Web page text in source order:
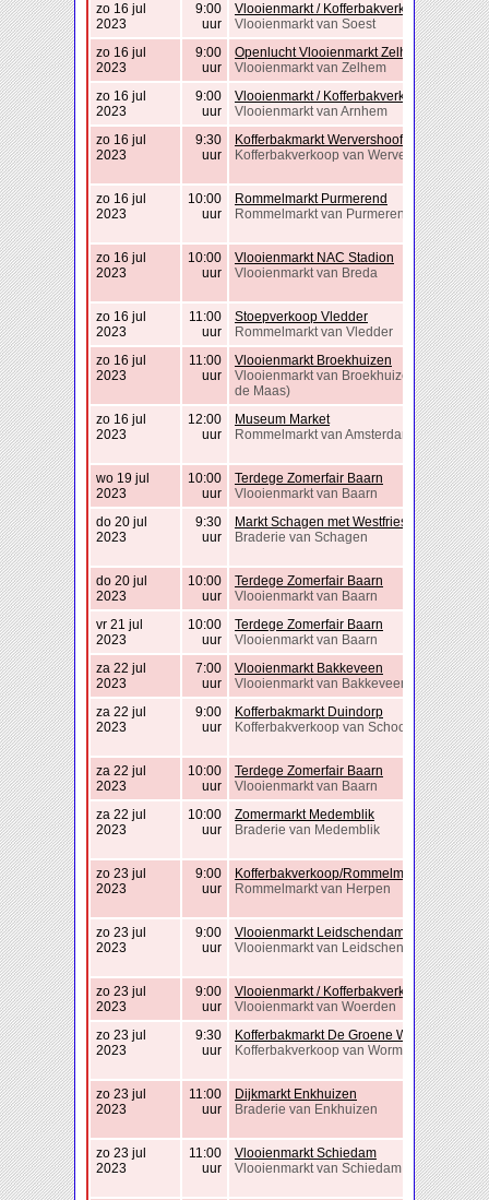
zo 16 jul
2023
9:00
uur
Vlooienmarkt / Kofferbakverkoop Soest
Vlooienmarkt van Soest
zo 16 jul
2023
9:00
uur
Openlucht Vlooienmarkt Zelhem
Vlooienmarkt van Zelhem
zo 16 jul
2023
9:00
uur
Vlooienmarkt / Kofferbakverkoop Arnhem
Vlooienmarkt van Arnhem
zo 16 jul
2023
9:30
uur
Kofferbakmarkt Wervershoof
Kofferbakverkoop van Wervershoof
zo 16 jul
2023
10:00
uur
Rommelmarkt Purmerend
Rommelmarkt van Purmerend
zo 16 jul
2023
10:00
uur
Vlooienmarkt NAC Stadion
Vlooienmarkt van Breda
zo 16 jul
2023
11:00
uur
Stoepverkoop Vledder
Rommelmarkt van Vledder
zo 16 jul
2023
11:00
uur
Vlooienmarkt Broekhuizen
Vlooienmarkt van Broekhuizen (Horst aan
de Maas)
zo 16 jul
2023
12:00
uur
Museum Market
Rommelmarkt van Amsterdam
wo 19 jul
2023
10:00
uur
Terdege Zomerfair Baarn
Vlooienmarkt van Baarn
do 20 jul
2023
9:30
uur
Markt Schagen met Westfriese Folklore
Braderie van Schagen
do 20 jul
2023
10:00
uur
Terdege Zomerfair Baarn
Vlooienmarkt van Baarn
vr 21 jul
2023
10:00
uur
Terdege Zomerfair Baarn
Vlooienmarkt van Baarn
za 22 jul
2023
7:00
uur
Vlooienmarkt Bakkeveen
Vlooienmarkt van Bakkeveen
za 22 jul
2023
9:00
uur
Kofferbakmarkt Duindorp
Kofferbakverkoop van Schoorl
za 22 jul
2023
10:00
uur
Terdege Zomerfair Baarn
Vlooienmarkt van Baarn
za 22 jul
2023
10:00
uur
Zomermarkt Medemblik
Braderie van Medemblik
zo 23 jul
2023
9:00
uur
Kofferbakverkoop/Rommelmarkt Herpen
Rommelmarkt van Herpen
zo 23 jul
2023
9:00
uur
Vlooienmarkt Leidschendam
Vlooienmarkt van Leidschendam
zo 23 jul
2023
9:00
uur
Vlooienmarkt / Kofferbakverkoop Woerden
Vlooienmarkt van Woerden
zo 23 jul
2023
9:30
uur
Kofferbakmarkt De Groene Wig
Kofferbakverkoop van Wormer
zo 23 jul
2023
11:00
uur
Dijkmarkt Enkhuizen
Braderie van Enkhuizen
zo 23 jul
2023
11:00
uur
Vlooienmarkt Schiedam
Vlooienmarkt van Schiedam